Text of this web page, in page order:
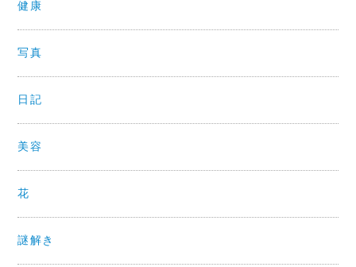
健康
写真
日記
美容
花
謎解き